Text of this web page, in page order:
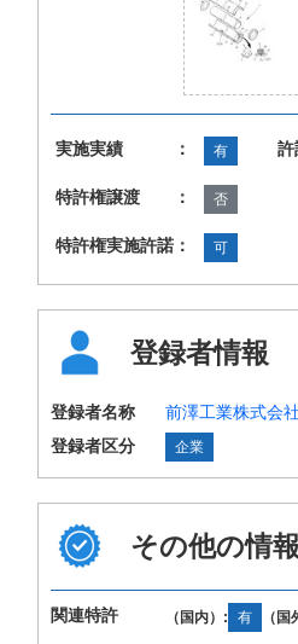
実施実績 ： 有
特許権譲渡 ： 否
特許権実施許諾： 可
登録者情報
登録者名称
前澤工業株式会社
登録者区分
企業
その他の情報
国際特許分類
（IPC第8版）
B28B21/80